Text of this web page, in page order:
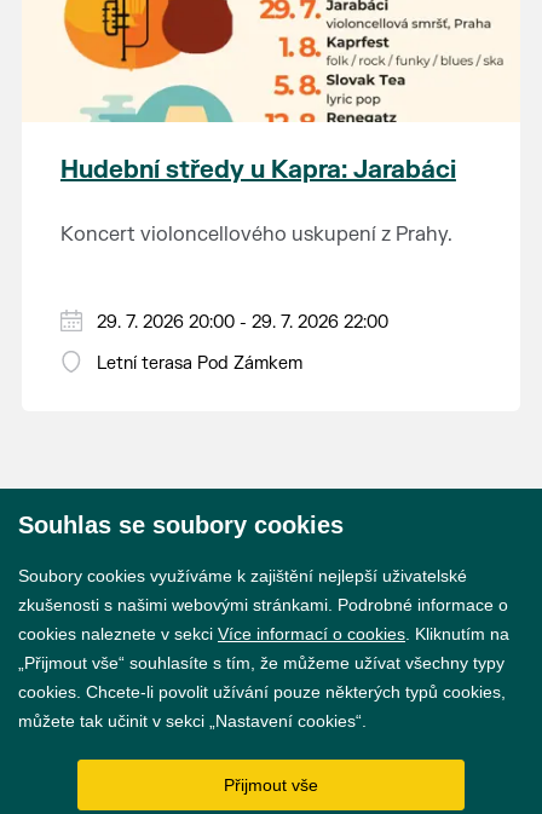
Hudební středy u Kapra: Jarabáci
Koncert violoncellového uskupení z Prahy.
29. 7. 2026 20:00 - 29. 7. 2026 22:00
Letní terasa Pod Zámkem
GDPR
Nastavení cookies
Souhlas se soubory cookies
Soubory cookies využíváme k zajištění nejlepší uživatelské
zkušenosti s našimi webovými stránkami. Podrobné informace o
cookies naleznete v sekci Více informací o cookies . Kliknutím na
„Přijmout vše“ souhlasíte s tím, že můžeme užívat všechny typy
cookies. Chcete-li povolit užívání pouze některých typů cookies,
můžete tak učinit v sekci „Nastavení cookies“.
Přijmout vše